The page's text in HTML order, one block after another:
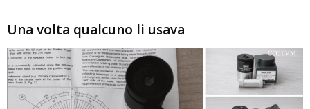
Una volta qualcuno li usava